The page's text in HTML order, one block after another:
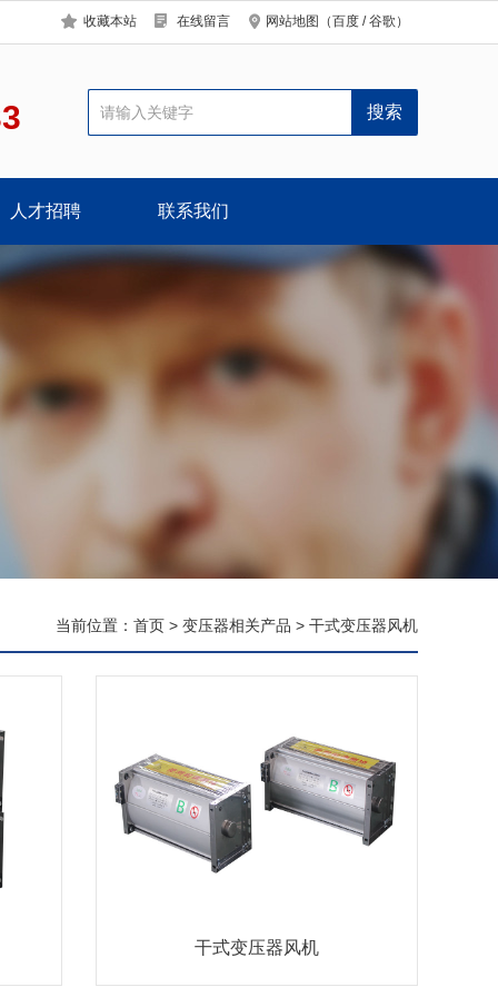
收藏本站 在线留言 网站地图 （百度 /谷歌 ）
人才招聘 联系我们
当前位置： 首页 > 变压器相关产品 > 干式变压器风机
干式变压器风机